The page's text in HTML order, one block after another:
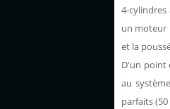
4-
un moteur
et la
D'un point
au
parfaits